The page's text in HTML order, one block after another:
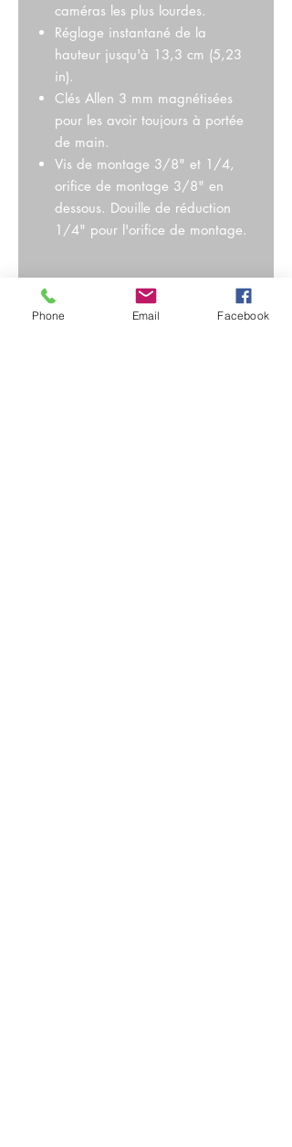
caméras les plus lourdes.
Réglage instantané de la
hauteur jusqu'à 13,3 cm (5,23
in).
Clés Allen 3 mm magnétisées
pour les avoir toujours à portée
de main.
Vis de montage 3/8" et 1/4,
orifice de montage 3/8" en
dessous. Douille de réduction
1/4" pour l'orifice de montage.
Phone Email Facebook